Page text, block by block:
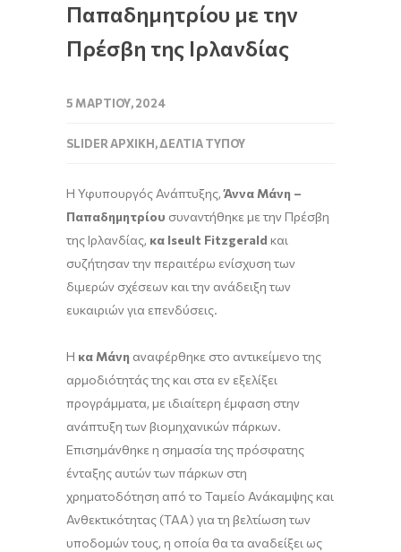
Παπαδημητρίου με την
Πρέσβη της Ιρλανδίας
5 ΜΑΡΤΊΟΥ, 2024
SLIDER ΑΡΧΙΚΉ,ΔΕΛΤΊΑ ΤΎΠΟΥ
Η Υφυπουργός Ανάπτυξης,Άννα Μάνη –
Παπαδημητρίου συναντήθηκε με την Πρέσβη
της Ιρλανδίας, κα Iseult Fitzgerald και
συζήτησαν την περαιτέρω ενίσχυση των
διμερών σχέσεων και την ανάδειξη των
ευκαιριών για επενδύσεις.
Η κα Μάνη αναφέρθηκε στο αντικείμενο της
αρμοδιότητάς της και στα εν εξελίξει
προγράμματα, με ιδιαίτερη έμφαση στην
ανάπτυξη των βιομηχανικών πάρκων.
Επισημάνθηκε η σημασία της πρόσφατης
ένταξης αυτών των πάρκων στη
χρηματοδότηση από το Ταμείο Ανάκαμψης και
Ανθεκτικότητας (ΤΑΑ) για τη βελτίωση των
υποδομών τους, η οποία θα τα αναδείξει ως